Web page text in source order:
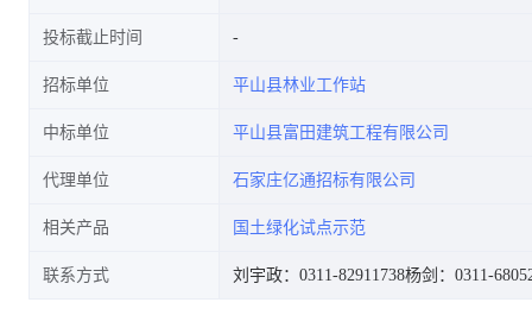
投标截止时间
招标单位 平山县林业工作站
中标单位 平山县富田建筑工程有限公司
代理单位 石家庄亿通招标有限公司
相关产品 国土绿化试点示范
联系方式 刘宇政：0311-82911738杨剑：0311-